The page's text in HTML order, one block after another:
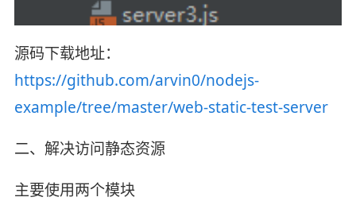
源码下载地址：
https://github.com/arvin0/nodejs-
example/tree/master/web-static-test-server
二、解决访问静态资源
主要使用两个模块